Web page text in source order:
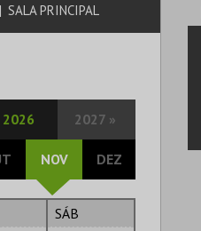
| SALA PRINCIPAL
2026 2027 »
NOV DEZ
SÁB